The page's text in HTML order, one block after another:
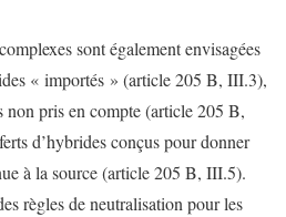
sont également envisagées
« importés » (article 205 B, III.3),
non pris en compte (article 205 B,
d’hybrides conçus pour donner
à la source (article 205 B, III.5).
règles de neutralisation pour les